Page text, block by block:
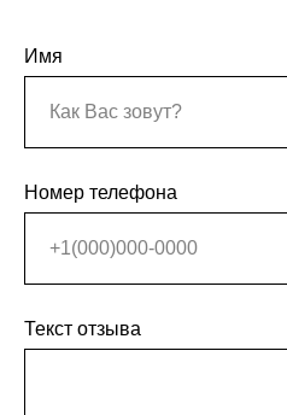
Имя
Номер телефона
Текст отзыва